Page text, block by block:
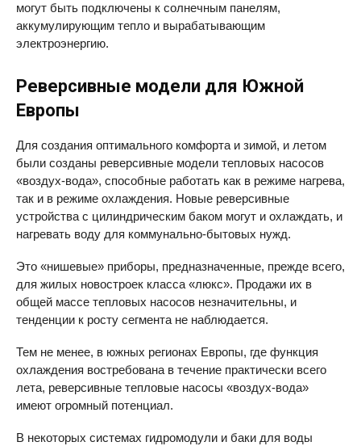
могут быть подключены к солнечным панелям,
аккумулирующим тепло и вырабатывающим
электроэнергию.
Реверсивные модели для Южной
Европы
Для создания оптимального комфорта и зимой, и летом
были созданы реверсивные модели тепловых насосов
«воздух-вода», способные работать как в режиме нагрева,
так и в режиме охлаждения. Новые реверсивные
устройства с цилиндрическим баком могут и охлаждать, и
нагревать воду для коммунально-бытовых нужд.
Это «нишевые» приборы, предназначенные, прежде всего,
для жилых новостроек класса «люкс». Продажи их в
общей массе тепловых насосов незначительны, и
тенденции к росту сегмента не наблюдается.
Тем не менее, в южных регионах Европы, где функция
охлаждения востребована в течение практически всего
лета, реверсивные тепловые насосы «воздух-вода»
имеют огромный потенциал.
В некоторых системах гидромодули и баки для воды